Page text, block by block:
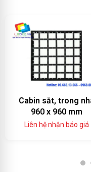
Cabin sắt, trong
960 x 960 mm
Liên hệ nhận báo giá
1